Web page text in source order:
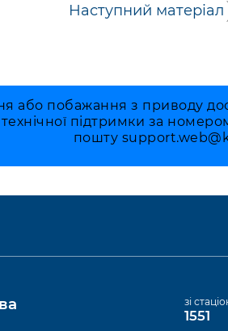
Наступний матеріал
або побажання з приводу
підтримки за
пошту
зі
1551